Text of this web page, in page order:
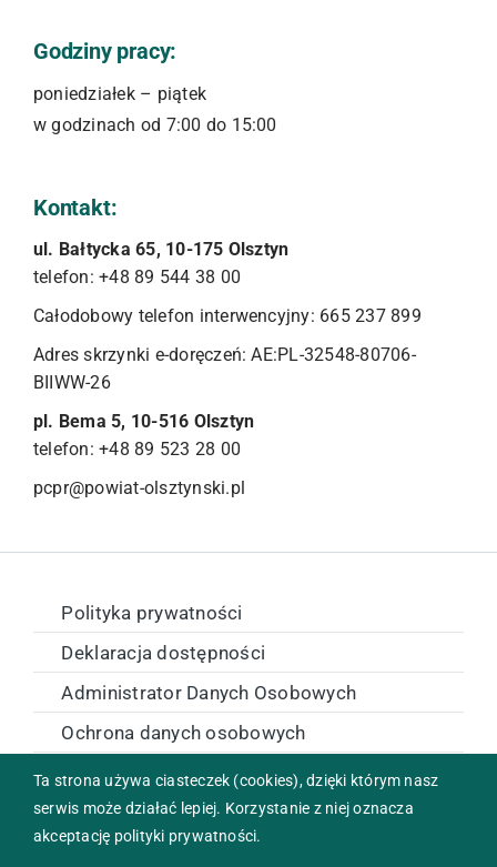
Godziny pracy:
poniedziałek – piątek
w godzinach od 7:00 do 15:00
Kontakt:
ul. Bałtycka 65, 10-175 Olsztyn
telefon: +48 89 544 38 00
Całodobowy telefon interwencyjny: 665 237 899
Adres skrzynki e-doręczeń: AE:PL-32548-80706-
BIIWW-26
pl. Bema 5, 10-516 Olsztyn
telefon: +48 89 523 28 00
pcpr@powiat-olsztynski.pl
Polityka prywatności
Deklaracja dostępności
Administrator Danych Osobowych
Ochrona danych osobowych
Zamówienia publiczne
Copyright © 2024 Powiatowe Centrum Pomocy Rodzinie w
Ta strona używa ciasteczek (cookies), dzięki którym nasz
serwis może działać lepiej. Korzystanie z niej oznacza
akceptację polityki prywatności.